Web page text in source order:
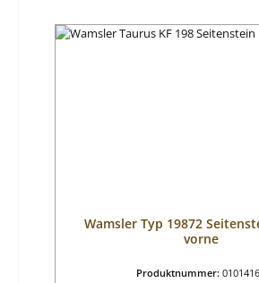
Wamsler Typ 19872
vorne
Produktnummer: